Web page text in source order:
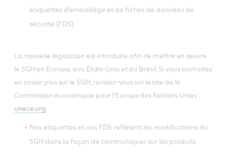
étiquettes d’emballage et de fiches de données de
sécurité (FDS).
La nouvelle législation est introduite afin de mettre en œuvre
le SGH en Europe, aux États-Unis et au Brésil. Si vous souhaitez
en savoir plus sur le SGH, rendez-vous sur le site de la
Commission économique pour l’Europe des Nations Unies :
unece.org
Nos étiquettes et nos FDS reflètent les modifications du
SGH dans la façon de communiquer sur les produits